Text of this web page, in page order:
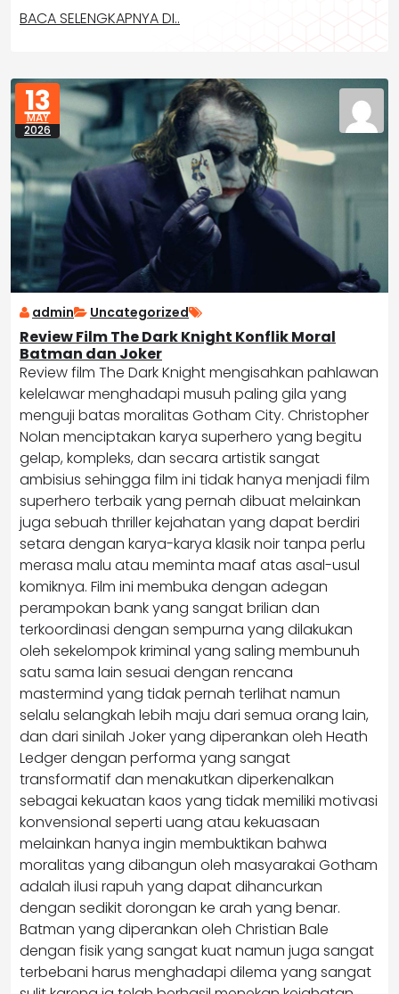
BACA SELENGKAPNYA DI..
13
MAY
2026
admin Uncategorized
Review Film The Dark Knight Konflik Moral
Batman dan Joker
Review film The Dark Knight mengisahkan pahlawan
kelelawar menghadapi musuh paling gila yang
menguji batas moralitas Gotham City. Christopher
Nolan menciptakan karya superhero yang begitu
gelap, kompleks, dan secara artistik sangat
ambisius sehingga film ini tidak hanya menjadi film
superhero terbaik yang pernah dibuat melainkan
juga sebuah thriller kejahatan yang dapat berdiri
setara dengan karya-karya klasik noir tanpa perlu
merasa malu atau meminta maaf atas asal-usul
komiknya. Film ini membuka dengan adegan
perampokan bank yang sangat brilian dan
terkoordinasi dengan sempurna yang dilakukan
oleh sekelompok kriminal yang saling membunuh
satu sama lain sesuai dengan rencana
mastermind yang tidak pernah terlihat namun
selalu selangkah lebih maju dari semua orang lain,
dan dari sinilah Joker yang diperankan oleh Heath
Ledger dengan performa yang sangat
transformatif dan menakutkan diperkenalkan
sebagai kekuatan kaos yang tidak memiliki motivasi
konvensional seperti uang atau kekuasaan
melainkan hanya ingin membuktikan bahwa
moralitas yang dibangun oleh masyarakai Gotham
adalah ilusi rapuh yang dapat dihancurkan
dengan sedikit dorongan ke arah yang benar.
Batman yang diperankan oleh Christian Bale
dengan fisik yang sangat kuat namun juga sangat
terbebani harus menghadapi dilema yang sangat